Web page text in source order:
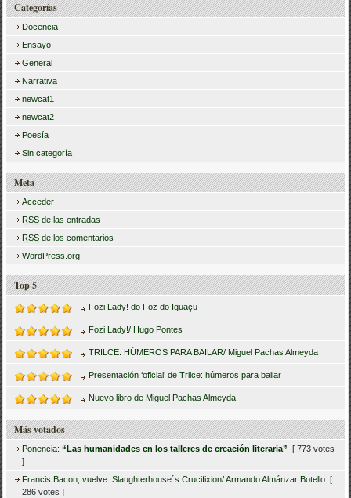
Categorías
Docencia
Ensayo
General
Narrativa
newcat1
newcat2
Poesía
Sin categoría
Meta
Acceder
RSS de las entradas
RSS de los comentarios
WordPress.org
Top 5
Fozi Lady! do Foz do Iguaçu
Fozi Lady!/ Hugo Pontes
TRILCE: HÚMEROS PARA BAILAR/ Miguel Pachas Almeyda
Presentación ‘oficial’ de Trilce: húmeros para bailar
Nuevo libro de Miguel Pachas Almeyda
Más votados
Ponencia:“Las humanidades en los talleres de creación literaria” [ 773 votes
]
Francis Bacon, vuelve. Slaughterhouse´s Crucifixion/ Armando Almánzar Botello [
286 votes ]